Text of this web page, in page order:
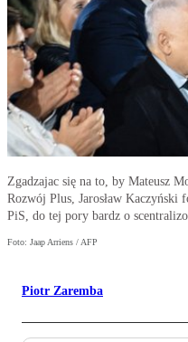
Zgadzajac się na to, by Mateusz
Rozwój Plus, Jarosław Kaczyński
PiS, do tej pory bardz o
Foto: Jaap Arriens / AFP
Piotr Zaremba